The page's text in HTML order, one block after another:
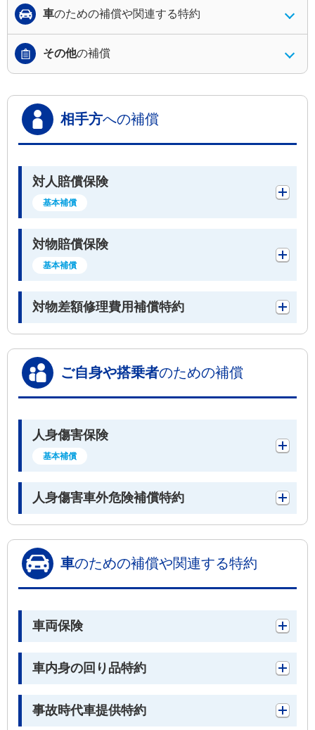
車のための補償や関連する特約
その他の補償
相手方への補償
対人賠償保険
基本補償
対物賠償保険
基本補償
対物差額修理費用補償特約
ご自身や搭乗者のための補償
人身傷害保険
基本補償
人身傷害車外危険補償特約
車のための補償や関連する特約
車両保険
車内身の回り品特約
事故時代車提供特約